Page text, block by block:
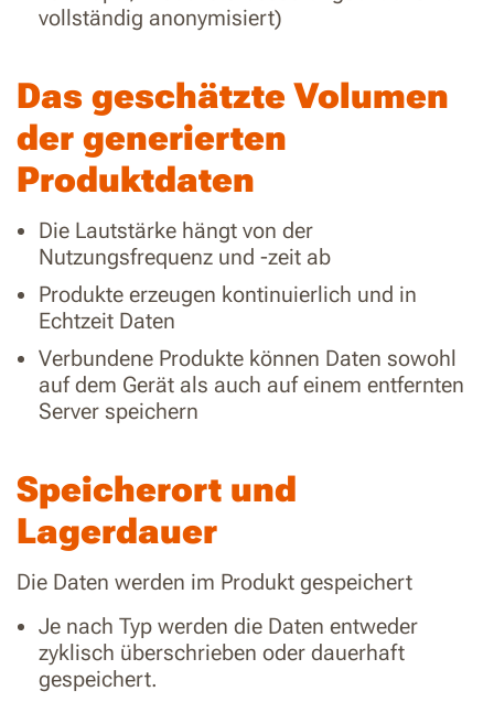
vollständig anonymisiert)
Das geschätzte Volumen
der generierten
Produktdaten
Die Lautstärke hängt von der
Nutzungsfrequenz und -zeit ab
Produkte erzeugen kontinuierlich und in
Echtzeit Daten
Verbundene Produkte können Daten sowohl
auf dem Gerät als auch auf einem entfernten
Server speichern
Speicherort und
Lagerdauer
Die Daten werden im Produkt gespeichert
Je nach Typ werden die Daten entweder
zyklisch überschrieben oder dauerhaft
gespeichert.